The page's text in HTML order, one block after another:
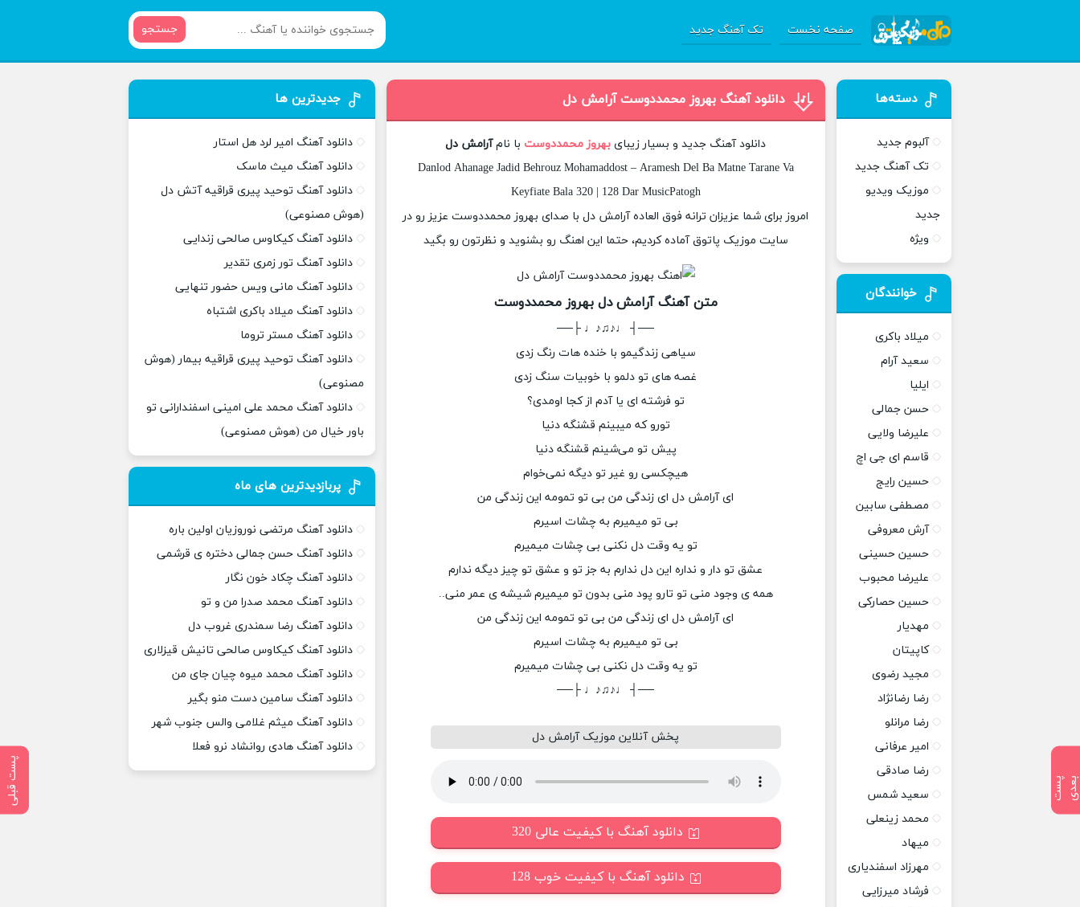
صفحه نخست تک آهنگ جدید جستجو
پ
س
ت
ب
ع
د ی پست قبلی
دانلود آهنگ بهروز محمددوست آرامش دل
دانلود آهنگ جدید و بسیار زیبای بهروز محمددوستبا نامآرامش دل
Danlod Ahanage Jadid Behrouz Mohamaddost – Aramesh Del Ba Matne Tarane Va
Keyfiate Bala 320 | 128 Dar MusicPatogh
امروز برای شما عزیزان ترانه فوق العاده آرامش دل با صدای بهروز محمددوست عزیز رو در
سایت موزیک پاتوق آماده کردیم، حتما این اهنگ رو بشنوید و نظرتون رو بگید
متن آهنگ آرامش دل بهروز محمددوست
──┤ ♩♪♫♪♩ ├──
سیاهی زندگیمو با خنده هات رنگ زدی
غصه های تو دلمو با خوبیات سنگ زدی
تو فرشته ای یا آدم از کجا اومدی؟
تورو که میبینم قشنگه دنیا
پیش تو می‌شینم قشنگه دنیا
هیچکسی رو غیر تو دیگه نمی‌خوام
ای آرامش دل ای زندگی من بی تو تمومه این زندگی من
بی تو میمیرم به چشات اسیرم
تو یه وقت دل نکنی بی چشات میمیرم
عشق تو دار و نداره این دل ندارم به جز تو و عشق تو چیز دیگه ندارم
همه ی وجود منی تو تارو پود منی بدون تو میمیرم شیشه ی عمر منی..
ای آرامش دل ای زندگی من بی تو تمومه این زندگی من
بی تو میمیرم به چشات اسیرم
تو یه وقت دل نکنی بی چشات میمیرم
──┤ ♩♪♫♪♩ ├──
پخش آنلاین موزیک آرامش دل
دانلود آهنگ با کیفیت عالی 320
دانلود آهنگ با کیفیت خوب 128
دسته‌ها
آلبوم جدید
تک آهنگ جدید
موزیک ویدیو
جدید
ویژه
خوانندگان
میلاد باکری
سعید آرام
ایلیا
حسن جمالی
علیرضا ولایی
قاسم ای جی اچ
حسین رایج
مصطفی سابین
آرش معروفی
حسین حسینی
علیرضا محبوب
حسین حصارکی
مهدیار
کاپیتان
مجید رضوی
رضا رضانژاد
رضا مرانلو
امیر عرفانی
رضا صادقی
سعید شمس
محمد زینعلی
میهاد
مهرزاد اسفندیاری
فرشاد میرزایی
جدیدترین ها
دانلود آهنگ امیر لرد هل استار
دانلود آهنگ میث ماسک
دانلود آهنگ توحید پیری قراقیه آتش دل
(هوش مصنوعی)
دانلود آهنگ کیکاوس صالحی زندایی
دانلود آهنگ تور زمری تقدیر
دانلود آهنگ مانی ویس حضور تنهایی
دانلود آهنگ میلاد باکری اشتباه
دانلود آهنگ مستر تروما
دانلود آهنگ توحید پیری قراقیه بیمار (هوش
مصنوعی)
دانلود آهنگ محمد علی امینی اسفندارانی تو
باور خیال من (هوش مصنوعی)
پربازدیدترین های ماه
دانلود آهنگ مرتضی نوروزیان اولین باره
دانلود آهنگ حسن جمالی دختره ی قرشمی
دانلود آهنگ چکاد خون نگار
دانلود آهنگ محمد صدرا من و تو
دانلود آهنگ رضا سمندری غروب دل
دانلود آهنگ کیکاوس صالحی تانیش قیزلاری
دانلود آهنگ محمد میوه چیان جای من
دانلود آهنگ سامین دست منو بگیر
دانلود آهنگ میثم غلامی والس جنوب شهر
دانلود آهنگ هادی روانشاد نرو فعلا